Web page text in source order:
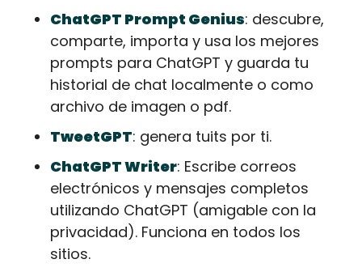
ChatGPT Prompt Genius: descubre,
comparte, importa y usa los mejores
prompts para ChatGPT y guarda tu
historial de chat localmente o como
archivo de imagen o pdf.
TweetGPT: genera tuits por ti.
ChatGPT Writer: Escribe correos
electrónicos y mensajes completos
utilizando ChatGPT (amigable con la
privacidad). Funciona en todos los
sitios.